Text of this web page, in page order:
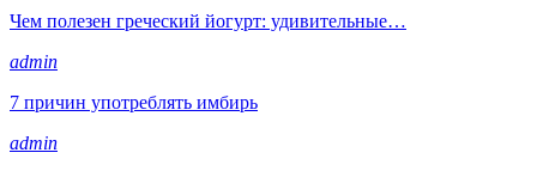
Чем полезен греческий йогурт: удивительные…
admin
7 причин употреблять имбирь
admin